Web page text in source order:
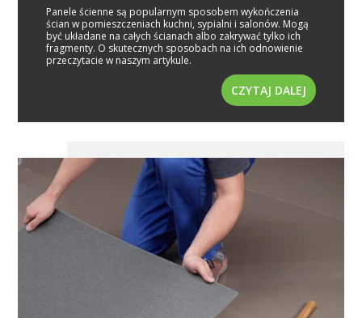
Panele ścienne są popularnym sposobem wykończenia
ścian w pomieszczeniach kuchni, sypialni i salonów. Mogą
być układane na całych ścianach albo zakrywać tylko ich
fragmenty. O skutecznych sposobach na ich odnowienie
przeczytacie w naszym artykule.
CZYTAJ DALEJ